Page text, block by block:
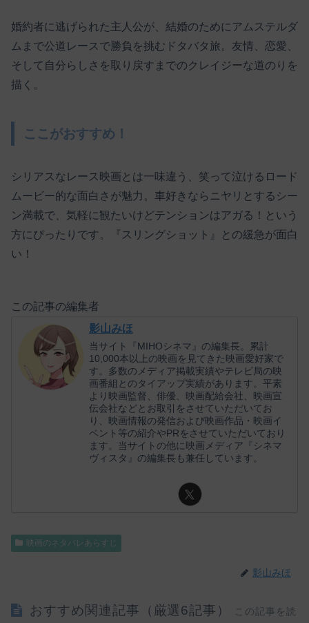
婚約者に逃げられた主人公が、結婚のためにアムステルダ
ムまで公道レースで勝負を挑むドタバタ旅。友情、恋愛、
そして自分らしさを取り戻すまでのクレイジーな道のりを
描く。
ここがおすすめ！
シリアスなレース映画とは一味違う、笑って泣けるロード
ムービー的な面白さが魅力。車好きならニヤリとするシー
ン満載で、気軽に観たいけどテンションはアガる！という
方にぴったりです。『スリングショット』との緩急が面白
い！
この記事の編集者
影山みほ
当サイト『MIHOシネマ』の編集長。累計
10,000本以上の映画を見てきた映画愛好家で
す。多数のメディア掲載実績やテレビ局の映
画番組とのタイアップ実績があります。平素
より映画監督、俳優、映画配給会社、映画宣
伝会社などとお取引をさせていただいてお
り、映画情報の発信および映画作品・映画イ
ベント等の紹介やPRをさせていただいており
ます。当サイトの他に映画メディア『シネマ
ヴィスタ』の編集長も兼任しています。
映画のネタバレあらすじ
影山みほ
おすすめ関連記事（厳選6記事）
この記事を読